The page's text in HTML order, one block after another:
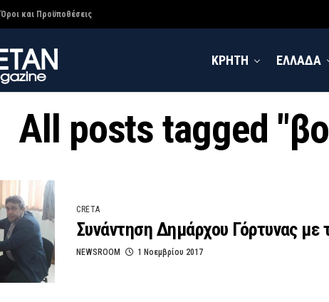
Όροι και Προϋποθέσεις
ΚΡΗΤΗ ΕΛΛΑΔΑ
All posts tagged
CRETA
Συνάντηση Δημάρχου Γόρτυνας
NEWSROOM 1 Νοεμβρίου 2017